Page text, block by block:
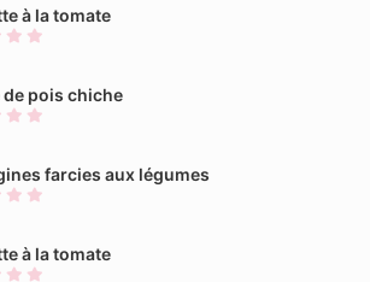
à la tomate
de pois chiche
farcies aux légumes
à la tomate